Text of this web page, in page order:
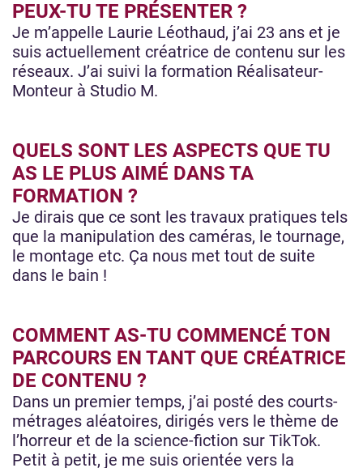
PEUX-TU TE PRÉSENTER ?
Je m’appelle Laurie Léothaud, j’ai 23 ans et je
suis actuellement créatrice de contenu sur les
réseaux. J’ai suivi la formation Réalisateur-
Monteur à Studio M.
QUELS SONT LES ASPECTS QUE TU
AS LE PLUS AIMÉ DANS TA
FORMATION ?
Je dirais que ce sont les travaux pratiques tels
que la manipulation des caméras, le tournage,
le montage etc. Ça nous met tout de suite
dans le bain !
COMMENT AS-TU COMMENCÉ TON
PARCOURS EN TANT QUE CRÉATRICE
DE CONTENU ?
Dans un premier temps, j’ai posté des courts-
métrages aléatoires, dirigés vers le thème de
l’horreur et de la science-fiction sur TikTok.
Petit à petit, je me suis orientée vers la